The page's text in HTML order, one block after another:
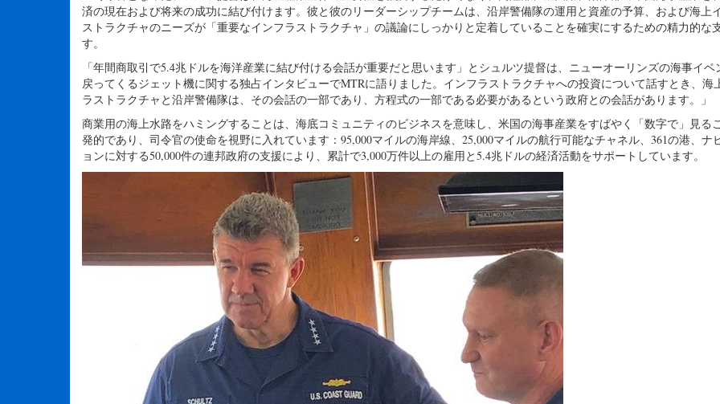
済の現在および将来の成功に結び付けます。彼と彼のリーダーシップチームは、沿岸警備隊の運用と資産の予算、および海上
ストラクチャのニーズが「重要なインフラストラクチャ」の議論にしっかりと定着していることを確実にするための精力的な
す。
「年間商取引で5.4兆ドルを海洋産業に結び付ける会話が重要だと思います」とシュルツ提督は、ニューオーリンズの海事イベ
戻ってくるジェット機に関する独占インタビューでMTRに語りました。インフラストラクチャへの投資について話すとき、海
ラストラクチャと沿岸警備隊は、その会話の一部であり、方程式の一部である必要があるという政府との会話があります。」
商業用の海上水路をハミングすることは、海底コミュニティのビジネスを意味し、米国の海事産業をすばやく「数字で」見る
発的であり、司令官の使命を視野に入れています：95,000マイルの海岸線、25,000マイルの航行可能なチャネル、361の港、ナ
ョンに対する50,000件の連邦政府の支援により、累計で3,000万件以上の雇用と5.4兆ドルの経済活動をサポートしています。